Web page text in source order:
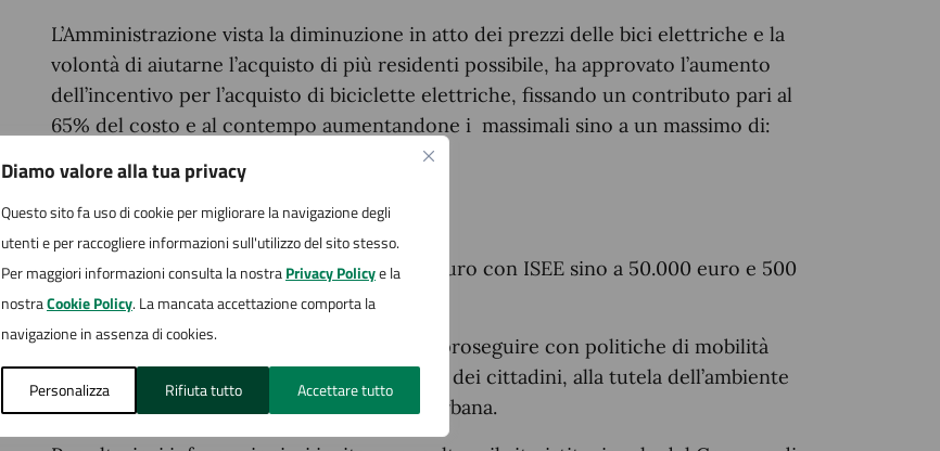
Diamo valore alla tua privacy
Questo sito fa uso di cookie per migliorare la navigazione degli
utenti e per raccogliere informazioni sull'utilizzo del sito stesso.
Per maggiori informazioni consulta la nostraPrivacy Policye la
nostraCookie Policy. La mancata accettazione comporta la
navigazione in assenza di cookies.
Personalizza Rifiuta tutto Accettare tutto
L’Amministrazione vista la diminuzione in atto dei prezzi delle bici elettriche e la
volontà di aiutarne l’acquisto di più residenti possibile, ha approvato l’aumento
dell’incentivo per l’acquisto di biciclette elettriche, fissando un contributo pari al
65% del costo e al contempo aumentandone i massimali sino a un massimo di:
•€ 650 per ISEE sino a 50.000 euro;
•€ 325 per ISEE superiori.
Per le cargo bike il massimale sale a 1.000 euro con ISEE sino a 50.000 euro e 500
euro con ISEE superiore.
L’Amministrazione Comunale si impegna a proseguire con politiche di mobilità
sostenibile e inclusiva, attenta alle esigenze dei cittadini, alla tutela dell’ambiente
e al miglioramento della qualità della vita urbana.